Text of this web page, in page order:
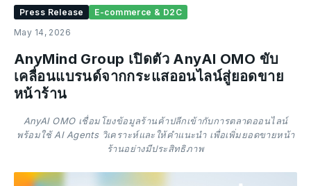
Press Release
E-commerce & D2C
May 14, 2026
AnyMind Group เปิดตัว AnyAI OMO ขับ
เคลื่อนแบรนด์จากกระแสออนไลน์สู่ยอดขาย
หน้าร้าน
AnyAI OMO เชื่อมโยงข้อมูลร้านค้าปลีกเข้ากับการตลาดออนไลน์
พร้อมใช้ AI Agents วิเคราะห์และให้คำแนะนำ เพื่อเพิ่มยอดขายหน้า
ร้านอย่างมีประสิทธิภาพ